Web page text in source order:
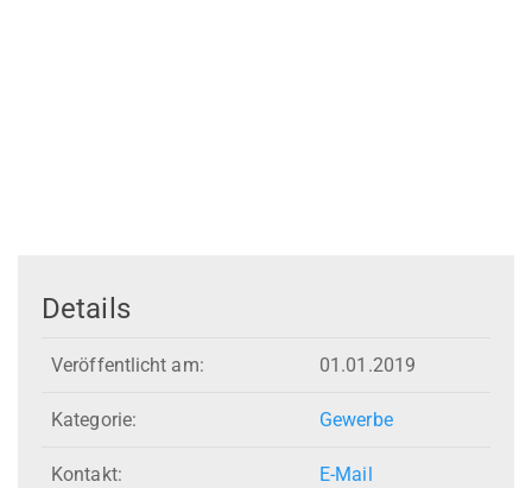
Details
Veröffentlicht am: 01.01.2019
Kategorie: Gewerbe
Kontakt: E-Mail